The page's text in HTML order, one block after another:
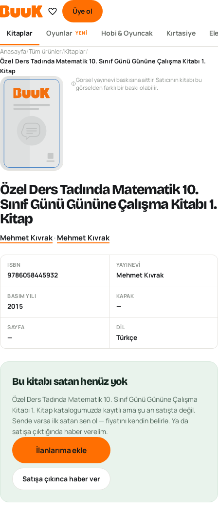
Üye ol
Kitaplar Oyunlar YENI Hobi & Oyuncak Kırtasiye
Anasayfa/Tüm ürünler/Kitaplar/
Özel Ders Tadında Matematik 10. Sınıf Günü Gününe Çalışma Kitabı 1.
Kitap
Görsel yayınevi baskısına aittir. Satıcının kitabı bu
görselden farklı bir baskı olabilir.
Özel Ders Tadında Matematik 10.
Sınıf Günü Gününe Çalışma Kitabı 1.
Kitap
Mehmet Kıvrak·Mehmet Kıvrak
ISBN
9786058445932
YAYINEVI
Mehmet Kıvrak
BASIM YILI
2015
KAPAK
—
SAYFA
—
DIL
Türkçe
Bu kitabısatan henüz yok
Özel Ders Tadında Matematik 10. Sınıf Günü Gününe Çalışma
Kitabı 1. Kitap katalogumuzda kayıtlı ama şu an satışta değil.
Sende varsa ilk satan sen ol — fiyatını kendin belirle. Ya da
satışa çıktığında haber verelim.
İlanlarıma ekle
Satışa çıkınca haber ver